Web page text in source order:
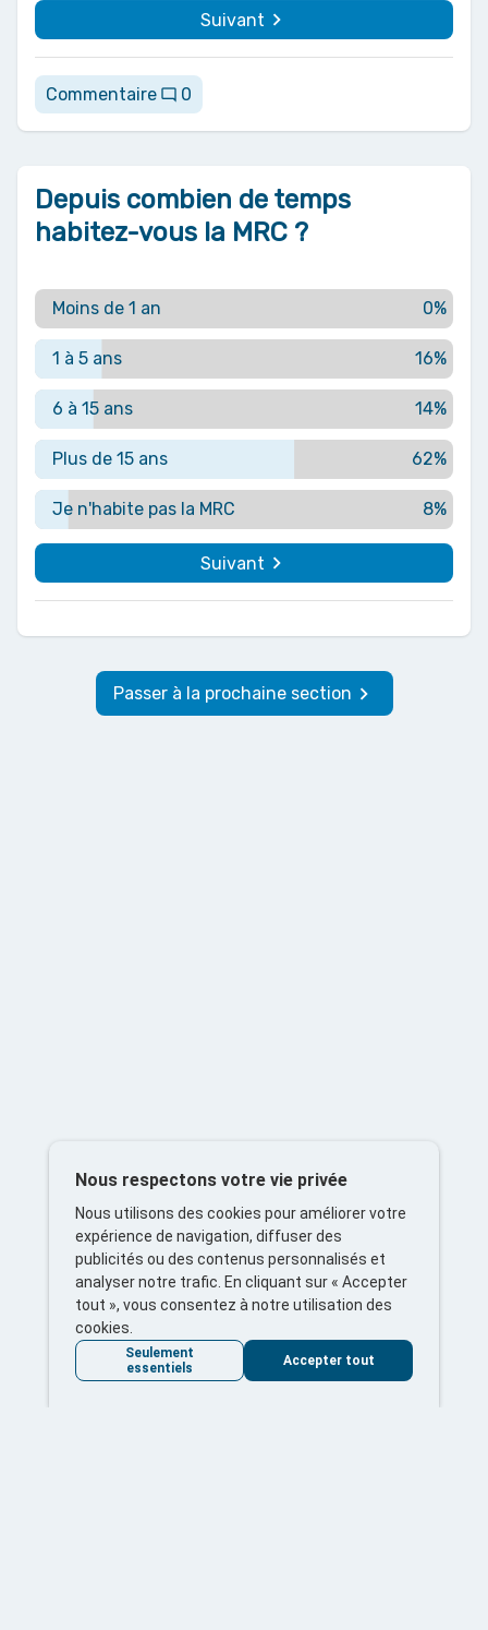
Suivant navigate_next
Commentaire mode_comment 0
Depuis combien de temps
habitez-vous la MRC ?
Moins de 1 an 0%
1 à 5 ans 16%
6 à 15 ans 14%
Plus de 15 ans 62%
Je n'habite pas la MRC 8%
Suivant navigate_next
Passer à la prochaine section keyboard_arrow_right
Nous respectons votre vie privée
Nous utilisons des cookies pour améliorer votre
expérience de navigation, diffuser des
publicités ou des contenus personnalisés et
analyser notre trafic. En cliquant sur « Accepter
tout », vous consentez à notre utilisation des
cookies.
Seulement
essentiels
Accepter tout